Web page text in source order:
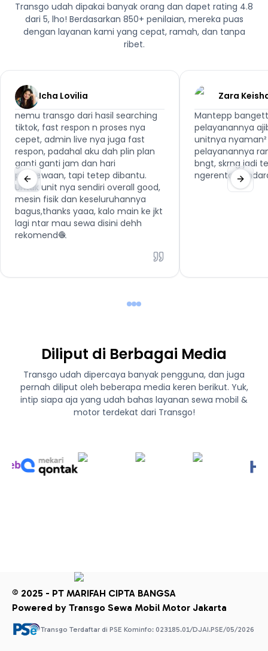
Transgo udah dipakai banyak orang dan dapet rating 4.8
dari 5, lho! Berdasarkan 850+ penilaian, mereka puas
dengan layanan kami yang cepat, ramah, dan tanpa
ribet.
Icha Lovilia
nemu transgo dari hasil searching
tiktok, fast respon n proses nya
cepet, admin live nya juga fast
respon, padahal aku dah plin plan
ganti ganti jam dan hari
penyewaan, tapi tetep dibantu.
Untuk unit nya sendiri overall good,
mesin fisik dan keseluruhannya
bagus,thanks yaaa, kalo main ke jkt
lagi ntar mau sewa disini dehh
rekomend🧶
Zara
Mantepp
pelayanannya
unitnya
pelayanannya
bngt, skrng jadi
ngerental
Diliput di Berbagai Media
Transgo udah dipercaya banyak pengguna, dan juga
pernah diliput oleh beberapa media keren berikut. Yuk,
intip siapa aja yang udah bahas layanan sewa mobil &
motor terdekat dari Transgo!
© 2025 - PT MARIFAH CIPTA BANGSA
Powered by Transgo Sewa Mobil Motor Jakarta
Transgo Terdaftar di PSE Kominfo: 023185.01/DJAI.PSE/05/2026